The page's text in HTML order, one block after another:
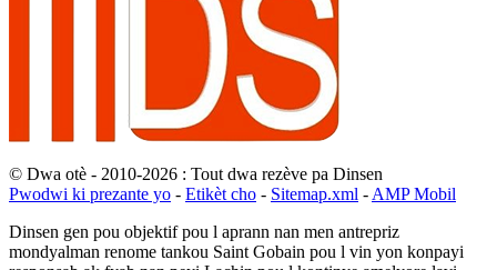
© Dwa otè - 2010-2026 : Tout dwa rezève pa Dinsen
Pwodwi ki prezante yo - Etikèt cho - Sitemap.xml - AMP Mobil
Dinsen gen pou objektif pou l aprann nan men antrepriz
mondyalman renome tankou Saint Gobain pou l vin yon konpayi